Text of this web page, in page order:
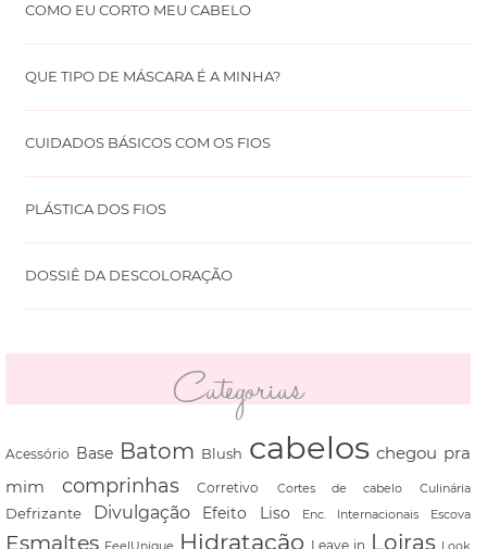
COMO EU CORTO MEU CABELO
QUE TIPO DE MÁSCARA É A MINHA?
CUIDADOS BÁSICOS COM OS FIOS
PLÁSTICA DOS FIOS
DOSSIÊ DA DESCOLORAÇÃO
Categorias
Acessório Base Batom Blush cabelos chegou pra
mim
comprinhas Corretivo Cortes de cabelo Culinária
Defrizante Divulgação Efeito Liso Enc. Internacionais Escova
Esmaltes Hidratação Loiras